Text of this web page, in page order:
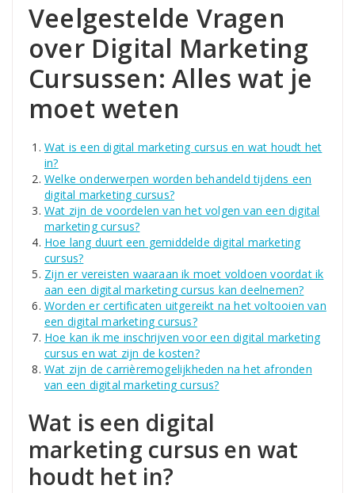
Veelgestelde Vragen
over Digital Marketing
Cursussen: Alles wat je
moet weten
Wat is een digital marketing cursus en wat houdt het
in?
Welke onderwerpen worden behandeld tijdens een
digital marketing cursus?
Wat zijn de voordelen van het volgen van een digital
marketing cursus?
Hoe lang duurt een gemiddelde digital marketing
cursus?
Zijn er vereisten waaraan ik moet voldoen voordat ik
aan een digital marketing cursus kan deelnemen?
Worden er certificaten uitgereikt na het voltooien van
een digital marketing cursus?
Hoe kan ik me inschrijven voor een digital marketing
cursus en wat zijn de kosten?
Wat zijn de carrièremogelijkheden na het afronden
van een digital marketing cursus?
Wat is een digital
marketing cursus en wat
houdt het in?